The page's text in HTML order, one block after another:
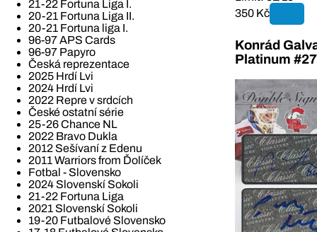
21-22 Fortuna Liga I.
20-21 Fortuna Liga II.
20-21 Fortuna liga I.
96-97 APS Cards
96-97 Papyro
Česká reprezentace
2025 Hrdí Lvi
2024 Hrdí Lvi
2022 Repre v srdcích
České ostatní série
25-26 Chance NL
2022 Bravo Dukla
2012 Sešívaní z Edenu
2011 Warriors from Ďolíček
Fotbal - Slovensko
2024 Slovenskí Sokoli
21-22 Fortuna Liga
2021 Slovenskí Sokoli
19-20 Futbalové Slovensko
350 Kč
Konrád
Platinum #27